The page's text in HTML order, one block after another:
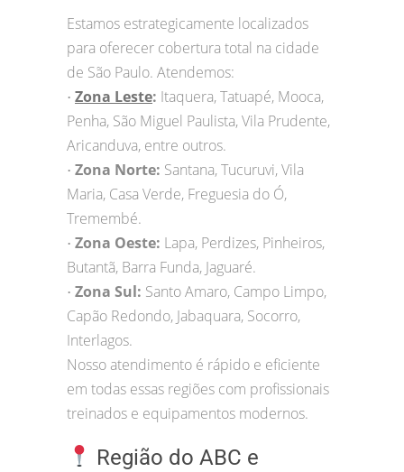
Estamos estrategicamente localizados
para oferecer cobertura total na cidade
de São Paulo. Atendemos:
• Zona Leste: Itaquera, Tatuapé, Mooca,
Penha, São Miguel Paulista, Vila Prudente,
Aricanduva, entre outros.
• Zona Norte: Santana, Tucuruvi, Vila
Maria, Casa Verde, Freguesia do Ó,
Tremembé.
• Zona Oeste: Lapa, Perdizes, Pinheiros,
Butantã, Barra Funda, Jaguaré.
• Zona Sul: Santo Amaro, Campo Limpo,
Capão Redondo, Jabaquara, Socorro,
Interlagos.
Nosso atendimento é rápido e eficiente
em todas essas regiões com profissionais
treinados e equipamentos modernos.
Região do ABC e